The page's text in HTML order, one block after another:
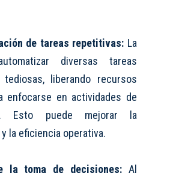
de tareas repetitivas: La
diversas tareas
liberando recursos
enfocarse en actividades de
Esto puede mejorar la
la eficiencia operativa.
la toma de decisiones: Al